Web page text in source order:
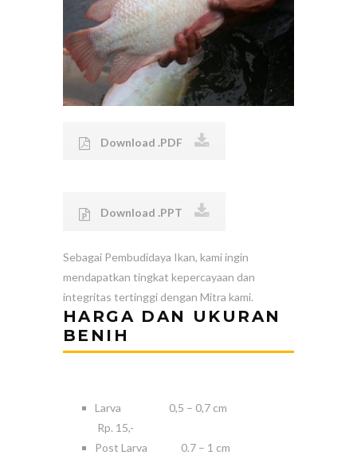
Download .PDF
Download .PPT
Sebagai Pembudidaya Ikan, kami ingin
mendapatkan tingkat kepercayaan dan
integritas tertinggi dengan Mitra kami.
HARGA DAN UKURAN
BENIH
Larva 0,5 – 0,7 cm
Rp. 15,-
Post Larva 0.7 – 1 cm